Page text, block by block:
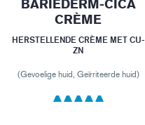
BARIÉDERM-CICA
CRÈME
HERSTELLENDE CRÈME MET CU-
ZN
(Gevoelige huid, Geïrriteerde huid)